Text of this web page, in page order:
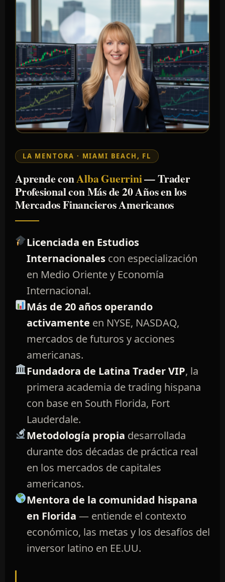
LA MENTORA · MIAMI BEACH, FL
Aprende conAlba Guerrini— Trader
Profesional con Más de 20 Años en los
Mercados Financieros Americanos
Licenciada en Estudios
Internacionalescon especialización
en Medio Oriente y Economía
Internacional.
Más de 20 años operando
activamente en NYSE, NASDAQ,
mercados de futuros y acciones
americanas.
Fundadora de Latina Trader VIP, la
primera academia de trading hispana
con base en South Florida, Fort
Lauderdale.
Metodología propia desarrollada
durante dos décadas de práctica real
en los mercados de capitales
americanos.
Mentora de la comunidad hispana
en Florida — entiende el contexto
económico, las metas y los desafíos del
inversor latino en EE.UU.